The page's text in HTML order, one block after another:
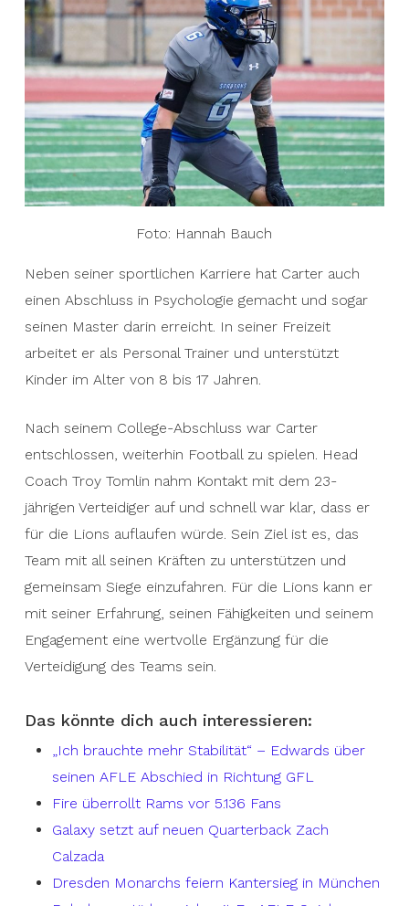
Foto: Hannah Bauch
Neben seiner sportlichen Karriere hat Carter auch
einen Abschluss in Psychologie gemacht und sogar
seinen Master darin erreicht. In seiner Freizeit
arbeitet er als Personal Trainer und unterstützt
Kinder im Alter von 8 bis 17 Jahren.
Nach seinem College-Abschluss war Carter
entschlossen, weiterhin Football zu spielen. Head
Coach Troy Tomlin nahm Kontakt mit dem 23-
jährigen Verteidiger auf und schnell war klar, dass er
für die Lions auflaufen würde. Sein Ziel ist es, das
Team mit all seinen Kräften zu unterstützen und
gemeinsam Siege einzufahren. Für die Lions kann er
mit seiner Erfahrung, seinen Fähigkeiten und seinem
Engagement eine wertvolle Ergänzung für die
Verteidigung des Teams sein.
Das könnte dich auch interessieren:
„Ich brauchte mehr Stabilität“ – Edwards über
seinen AFLE Abschied in Richtung GFL
Fire überrollt Rams vor 5.136 Fans
Galaxy setzt auf neuen Quarterback Zach
Calzada
Dresden Monarchs feiern Kantersieg in München